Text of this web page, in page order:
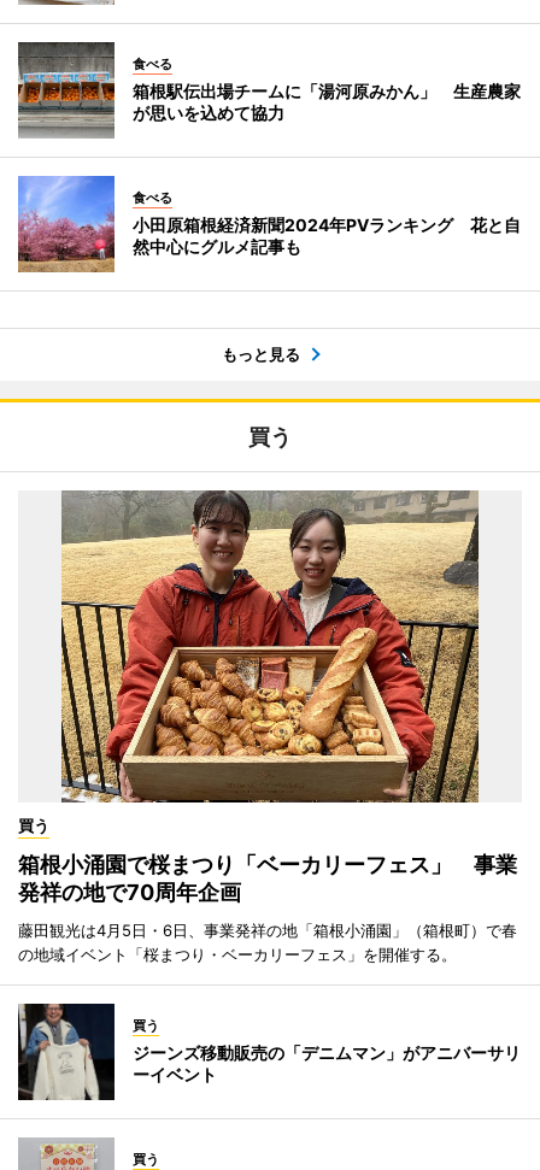
食べる
箱根駅伝出場チームに「湯河原みかん」 生産農家
が思いを込めて協力
食べる
小田原箱根経済新聞2024年PVランキング 花と自
然中心にグルメ記事も
もっと見る
買う
買う
箱根小涌園で桜まつり「ベーカリーフェス」 事業
発祥の地で70周年企画
藤田観光は4月5日・6日、事業発祥の地「箱根小涌園」（箱根町）で春
の地域イベント「桜まつり・ベーカリーフェス」を開催する。
買う
ジーンズ移動販売の「デニムマン」がアニバーサリ
ーイベント
買う